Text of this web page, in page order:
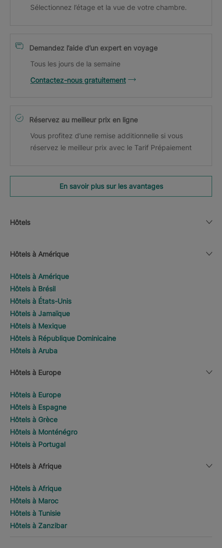
Sélectionnez l’étage et la vue de votre chambre.
Demandez l’aide d’un expert en voyage
Tous les jours de la semaine
Contactez-nous gratuitement
Réservez au meilleur prix en ligne
Vous profitez d’une remise additionnelle si vous
réservez le meilleur prix avec le Tarif Prépaiement
En savoir plus sur les avantages
Hôtels
Hôtels à Amérique
Hôtels à Amérique
Hôtels à Brésil
Hôtels à États-Unis
Hôtels à Jamaïque
Hôtels à Mexique
Hôtels à République Dominicaine
Hôtels à Aruba
Hôtels à Europe
Hôtels à Europe
Hôtels à Espagne
Hôtels à Grèce
Hôtels à Monténégro
Hôtels à Portugal
Hôtels à Afrique
Hôtels à Afrique
Hôtels à Maroc
Hôtels à Tunisie
Hôtels à Zanzibar